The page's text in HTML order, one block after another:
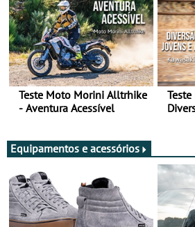
Teste Moto Morini Alltrhike
- Aventura Acessível
Equipamentos e acessórios